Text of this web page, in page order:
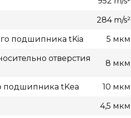
284 m/s²
подшипника tKia 5 мкм
отверстия
8 мкм
подшипника tKea 10 мкм
4,5 мкм